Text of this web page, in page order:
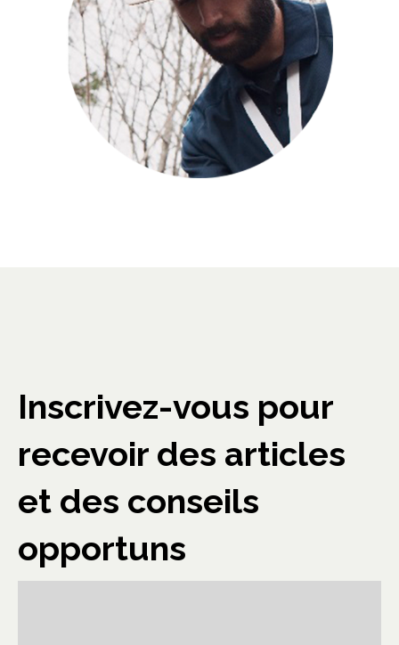
Inscrivez-vous pour
recevoir des articles
et des conseils
opportuns